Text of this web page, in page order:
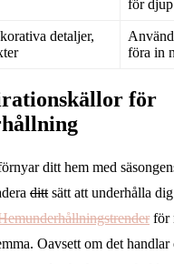
för
detaljer,
föra in
för
ditt hem med
ditt sätt att underhålla
för
Oavsett om det